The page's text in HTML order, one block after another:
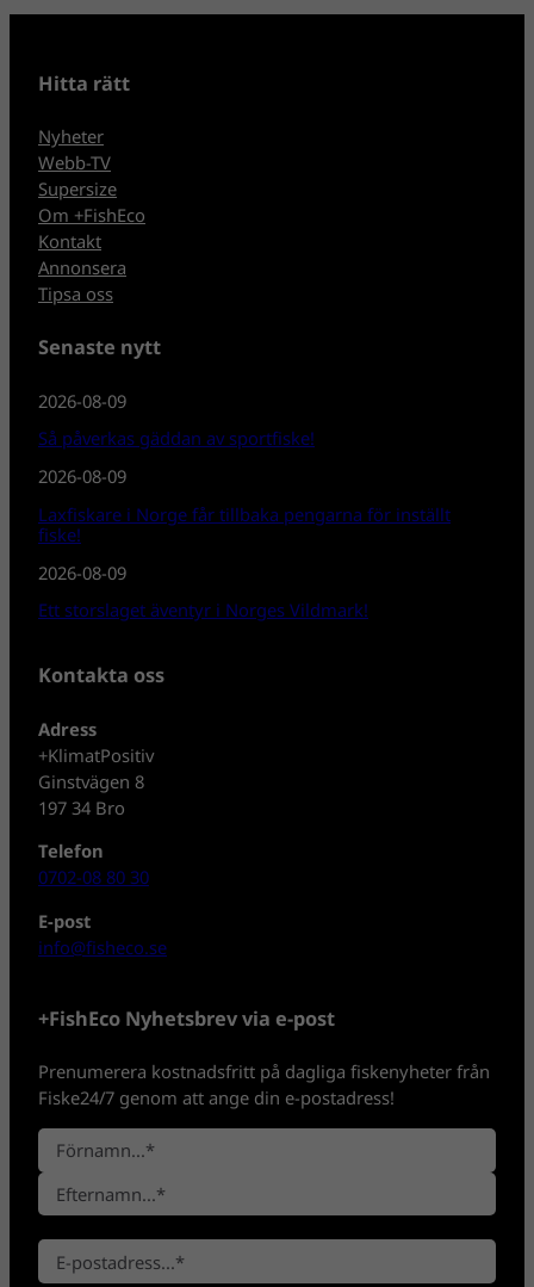
Hitta rätt
Nyheter
Webb-TV
Supersize
Om +FishEco
Kontakt
Annonsera
Tipsa oss
Senaste nytt
2026-08-09
Så påverkas gäddan av sportfiske!
2026-08-09
Laxfiskare i Norge får tillbaka pengarna för inställt
fiske!
2026-08-09
Ett storslaget äventyr i Norges Vildmark!
Kontakta oss
Adress
+KlimatPositiv
Ginstvägen 8
197 34 Bro
Telefon
0702-08 80 30
E-post
info@fisheco.se
+FishEco Nyhetsbrev via e-post
Prenumerera kostnadsfritt på dagliga fiskenyheter från
Fiske24/7 genom att ange din e-postadress!
N
a
n
*
F
ö
r
t
E
-